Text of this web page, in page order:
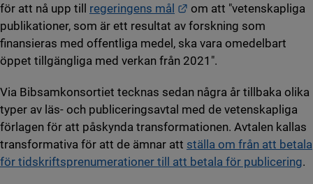
för att nå upp till regeringens mål Länk till annan
om att "vetenskapliga
publikationer, som är ett resultat av forskning som
finansieras med offentliga medel, ska vara omedelbart
öppet tillgängliga med verkan från 2021".
Via Bibsamkonsortiet tecknas sedan några år tillbaka olika
typer av läs- och publiceringsavtal med de vetenskapliga
förlagen för att påskynda transformationen. Avtalen kallas
transformativa för att de ämnar att ställa om från att betala
för tidskriftsprenumerationer till att betala för publicering.